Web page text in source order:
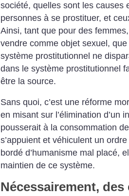
société, quelles sont les causes
personnes à se prostituer, et
Ainsi, tant que pour des
vendre comme objet sexuel,
système prostitutionnel ne
dans le système prostitutionnel
être la source.
Sans quoi, c’est une réforme
en misant sur l’élimination d’un
pousserait à la consommation
s’appuient et véhiculent un
bordé d’humanisme mal placé,
maintien de ce système.
Nécessairement,